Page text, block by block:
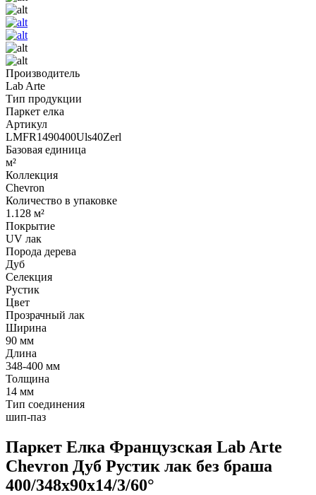
Производитель
Lab Arte
Тип продукции
Паркет елка
Артикул
LMFR1490400Uls40Zerl
Базовая единица
м²
Коллекция
Chevron
Количество в упаковке
1.128 м²
Покрытие
UV лак
Порода дерева
Дуб
Селекция
Рустик
Цвет
Прозрачный лак
Ширина
90 мм
Длина
348-400 мм
Толщина
14 мм
Тип соединения
шип-паз
Паркет Елка Французская Lab Arte
Chevron Дуб Рустик лак без браша
400/348х90х14/3/60°